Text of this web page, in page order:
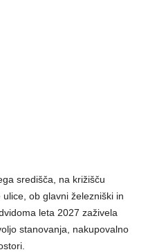
središča, na križišču
ob glavni železniški in
leta 2027 zaživela
stanovanja, nakupovalno